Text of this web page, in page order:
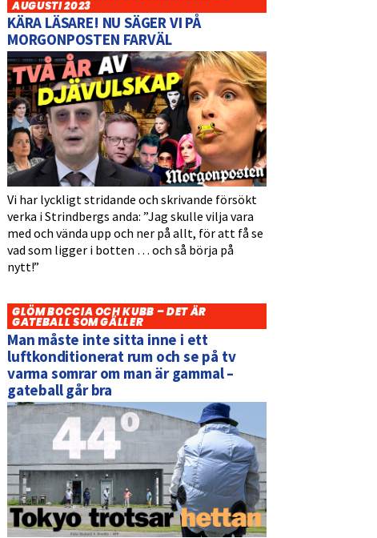
AUGUSTI 2023
KÄRA LÄSARE! NU SÄGER VI PÅ
MORGONPOSTEN FARVÄL
Vi har lyckligt stridande och skrivande försökt
verka i Strindbergs anda: ”Jag skulle vilja vara
med och vända upp och ner på allt, för att få se
vad som ligger i botten … och så börja på
nytt!”
GLÖM BOCCIA OCH KUBB – DET ÄR
GATEBALL SOM GÄLLER
Man måste inte sitta inne i ett
luftkonditionerat rum och se på tv
varma somrar om man är gammal –
gateball går bra